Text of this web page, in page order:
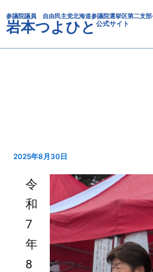
容
を
ス
参議院議員 自由民主党北海道参議院選挙区第二支部
岩本つよひと 公式サイト
2025年8月30日
令
和
7
年
8
テ
ゴ